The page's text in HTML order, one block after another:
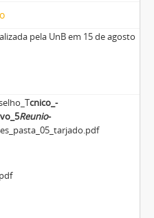
pela UnB em 15 de agosto
cnico_-
Reunio-
es_pasta_05_tarjado.pdf